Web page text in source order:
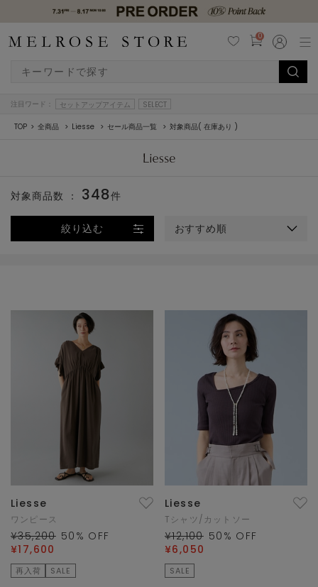
0
注目ワード： セットアップアイテム SELECT
TOP 全商品 Liesse セール商品一覧 対象商品( 在庫あり )
絞り込む おすすめ順
対象商品数 ： 348件
Liesse
ワンピース
¥35,200 50 % OFF
¥17,600
再入荷 SALE
Liesse
Tシャツ/カットソー
¥12,100 50 % OFF
¥6,050
SALE